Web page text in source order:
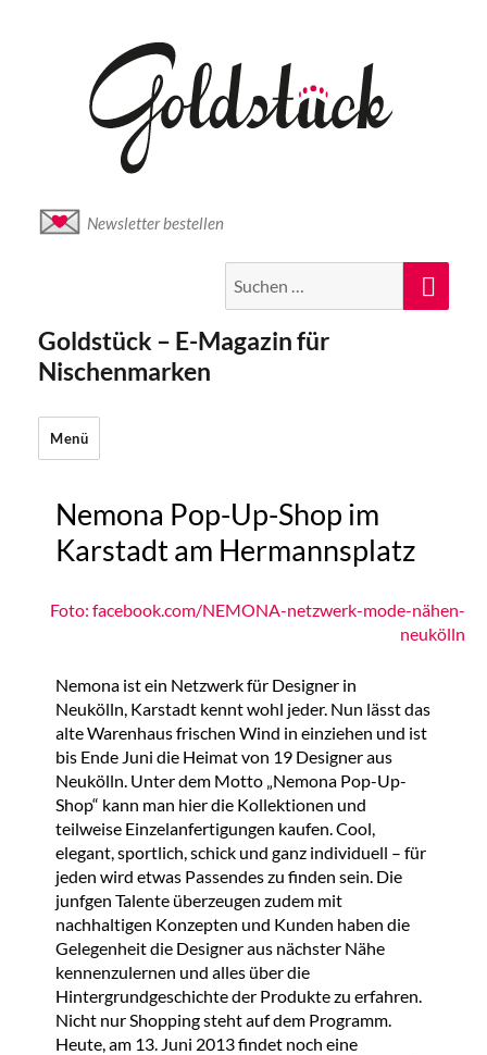
Newsletter bestellen
nach:
Goldstück – E-Magazin für
Nischenmarken
Menü
Nemona Pop-Up-Shop im
Karstadt am Hermannsplatz
Foto: facebook.com/NEMONA-netzwerk-mode-nähen-
neukölln
Nemona ist ein Netzwerk für Designer in
Neukölln, Karstadt kennt wohl jeder. Nun lässt das
alte Warenhaus frischen Wind in einziehen und ist
bis Ende Juni die Heimat von 19 Designer aus
Neukölln. Unter dem Motto „Nemona Pop-Up-
Shop“ kann man hier die Kollektionen und
teilweise Einzelanfertigungen kaufen. Cool,
elegant, sportlich, schick und ganz individuell – für
jeden wird etwas Passendes zu finden sein. Die
junfgen Talente überzeugen zudem mit
nachhaltigen Konzepten und Kunden haben die
Gelegenheit die Designer aus nächster Nähe
kennenzulernen und alles über die
Hintergrundgeschichte der Produkte zu erfahren.
Nicht nur Shopping steht auf dem Programm.
Heute, am 13. Juni 2013 findet noch eine